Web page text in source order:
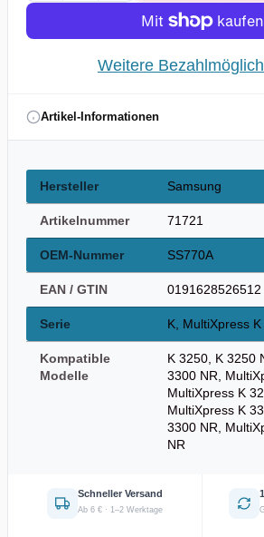
Weitere
Artikel-Informationen
Hersteller Samsung
Artikelnummer 71721
OEM-Nummer SS770A
EAN / GTIN 0191628526512
Serie K, MultiXpress K
Kompatible
Modelle
K 3250, K 3250
3300 NR,
MultiXpress K
MultiXpress K
3300 NR,
NR
Schneller Versand
Ab 6 € · 1–2 Werktage